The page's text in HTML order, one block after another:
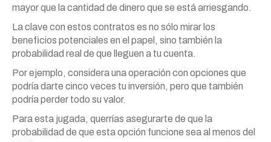
mayor que la cantidad de dinero que se está arriesgando.
La clave con estos contratos es no sólo mirar los
beneficios potenciales en el papel, sino también la
probabilidad real de que lleguen a tu cuenta.
Por ejemplo, considera una operación con opciones que
podría darte cinco veces tu inversión, pero que también
podría perder todo su valor.
Para esta jugada, querrías asegurarte de que la
probabilidad de que esta opción funcione sea al menos del